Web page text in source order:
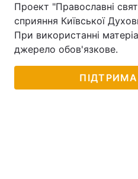
Проект "Православні
сприяння Київської
При використанні
джерело обов'язкове.